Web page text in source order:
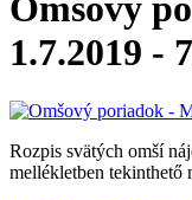
Omšový
1.7.2019 -
Rozpis svätých omší
mellékletben tekinthető